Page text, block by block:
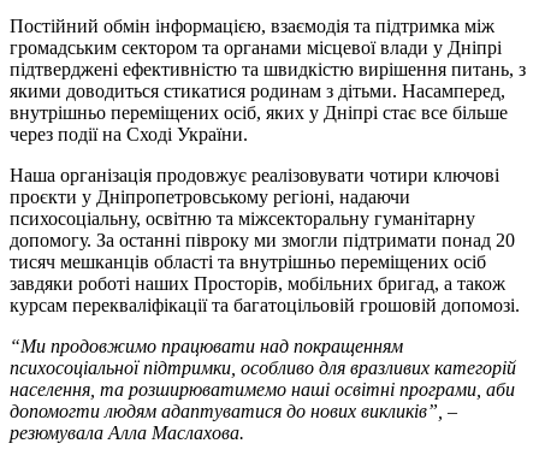
Постійний обмін інформацією, взаємодія та підтримка між
громадським сектором та органами місцевої влади у Дніпрі
підтверджені ефективністю та швидкістю вирішення питань, з
якими доводиться стикатися родинам з дітьми. Насамперед,
внутрішньо переміщених осіб, яких у Дніпрі стає все більше
через події на Сході України.
Наша організація продовжує реалізовувати чотири ключові
проєкти у Дніпропетровському регіоні, надаючи
психосоціальну, освітню та міжсекторальну гуманітарну
допомогу. За останні півроку ми змогли підтримати понад 20
тисяч мешканців області та внутрішньо переміщених осіб
завдяки роботі наших Просторів, мобільних бригад, а також
курсам перекваліфікації та багатоцільовій грошовій допомозі.
“Ми продовжимо працювати над покращенням
психосоціальної підтримки, особливо для вразливих категорій
населення, та розширюватимемо наші освітні програми, аби
допомогти людям адаптуватися до нових викликів”, –
резюмувала Алла Маслахова.